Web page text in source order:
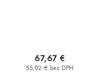
55,02 € bez DPH
67,67 €